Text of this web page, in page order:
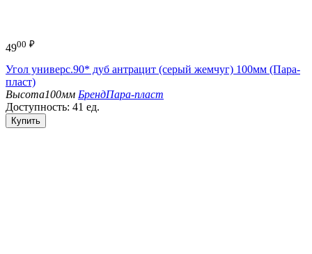
4900 ₽
Угол универс.90* дуб антрацит (серый жемчуг) 100мм (Пара-
пласт)
Высота100мм БрендПара-пласт
Доступность: 41 ед.
Купить